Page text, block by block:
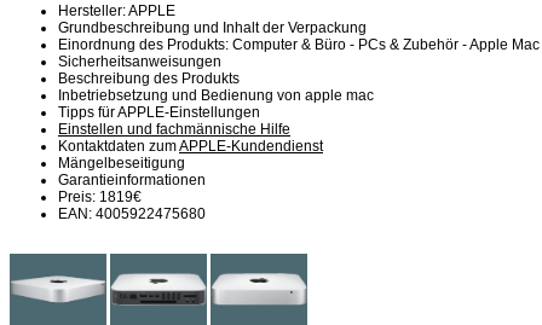
Hersteller: APPLE
Grundbeschreibung und Inhalt der Verpackung
Einordnung des Produkts: Computer & Büro - PCs & Zubehör - Apple Mac
Sicherheitsanweisungen
Beschreibung des Produkts
Inbetriebsetzung und Bedienung von apple mac
Tipps für APPLE-Einstellungen
Einstellen und fachmännische Hilfe
Kontaktdaten zumAPPLE-Kundendienst
Mängelbeseitigung
Garantieinformationen
Preis: 1819€
EAN: 4005922475680